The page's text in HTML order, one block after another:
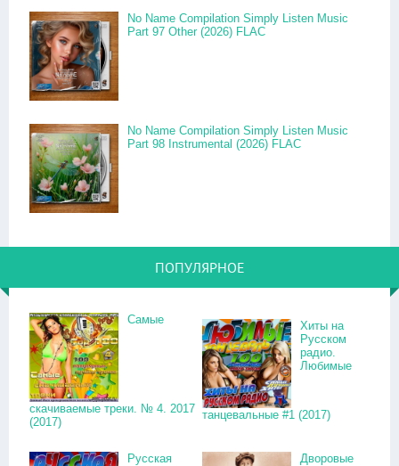
No Name Compilation Simply Listen Music
Part 97 Other (2026) FLAC
No Name Compilation Simply Listen Music
Part 98 Instrumental (2026) FLAC
ПОПУЛЯРНОЕ
Самые
скачиваемые треки. № 4. 2017
(2017)
Хиты на
Русском
радио.
Любимые
танцевальные #1 (2017)
Русская
Дворовые